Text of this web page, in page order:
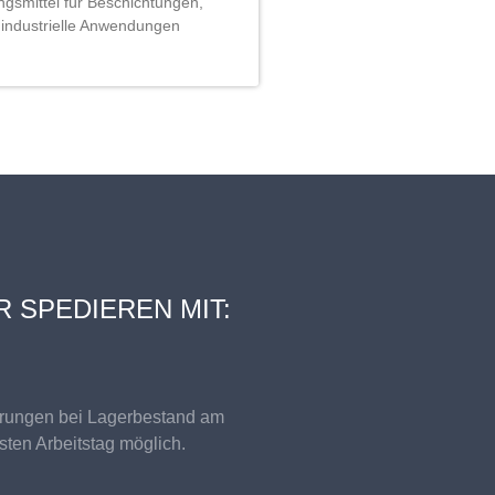
Anwendungen
SPEDIEREN MIT:
bei Lagerbestand am
Arbeitstag möglich.